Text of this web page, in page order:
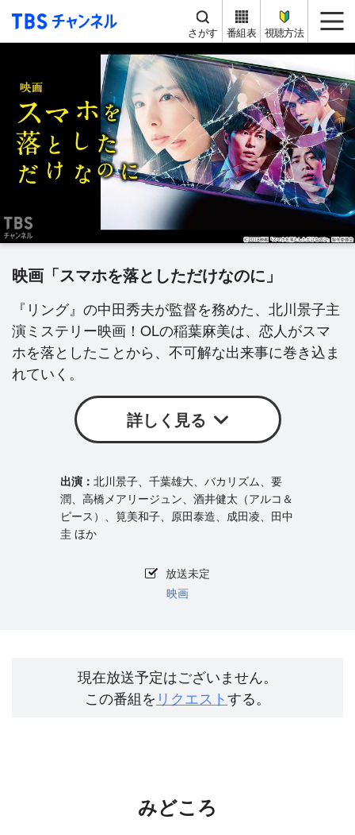
TBS チャンネル
さがす 番組表 視聴方法
映画「スマホを落としただけなのに」
『リング』の中田秀夫が監督を務めた、北川景子主
演ミステリー映画！OLの稲葉麻美は、恋人がスマ
ホを落としたことから、不可解な出来事に巻き込ま
れていく。
詳しく見る
北川景子、千葉雄大、バカリズム、要
潤、高橋メアリージュン、酒井健太（アルコ＆
ピース）、筧美和子、原田泰造、成田凌、田中
圭 ほか
放送未定
映画
現在放送予定はございません。
この番組を リクエストする。
みどころ